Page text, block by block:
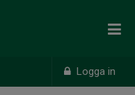
Logga in